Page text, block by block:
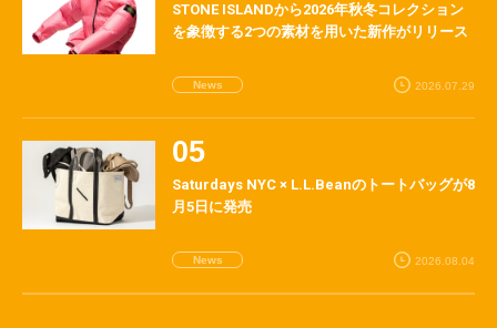
STONE ISLANDから2026年秋冬コレクション
を象徴する2つの素材を用いた新作がリリース
News 2026.07.29
Saturdays NYC × L.L.Beanのトートバッグが8
月5日に発売
News 2026.08.04